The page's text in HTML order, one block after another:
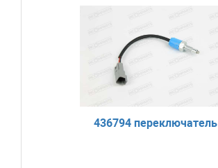
436794 переключатель